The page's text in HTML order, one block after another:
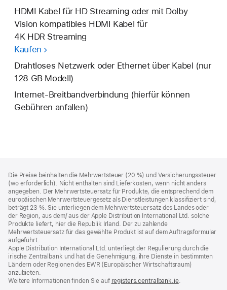
Fußnote
HDMI Kabel für HD Streaming oder mit Dolby
Vision kompatibles HDMI Kabel für
4K HDR Streaming
Kaufen
Drahtloses Netzwerk oder Ethernet über Kabel (nur
128 GB Modell)
Internet-Breitbandverbindung (hierfür können
Gebühren anfallen)
Die Preise beinhalten die Mehrwertsteuer (20 %) und Versicherungssteuer
(wo erforderlich). Nicht enthalten sind Lieferkosten, wenn nicht anders
angegeben. Der Mehrwertsteuersatz für Produkte, die entsprechend dem
europäischen Mehrwertsteuergesetz als Dienstleistungen klassifiziert sind,
beträgt 23 %. Sie unterliegen dem Mehrwertsteuersatz des Landes oder
der Region, aus dem/ aus der Apple Distribution International Ltd. solche
Produkte liefert, hier die Republik Irland. Der zu zahlende
Mehrwertsteuersatz für das gewählte Produkt ist auf dem Auftragsformular
aufgeführt.
Apple Distribution International Ltd. unterliegt der Regulierung durch die
irische Zentralbank und hat die Genehmigung, ihre Dienste in bestimmten
Ländern oder Regionen des EWR (Europäischer Wirtschaftsraum)
anzubieten.
Weitere Informationen finden Sie auf registers.centralbank.ie(Öffnet
.